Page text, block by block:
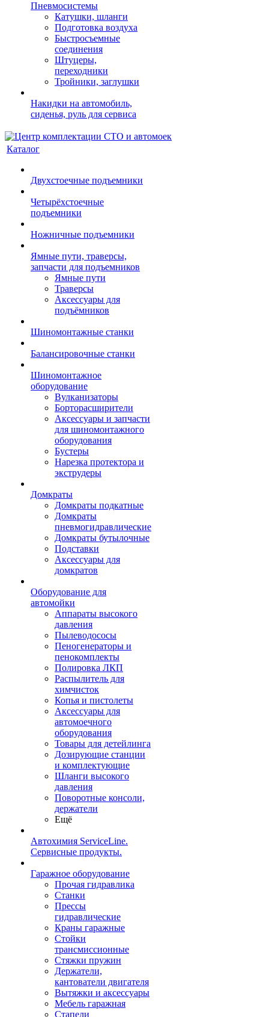
Пневмосистемы
Катушки, шланги
Подготовка воздуха
Быстросъемные
соединения
Штуцеры,
переходники
Тройники, заглушки
Накидки на автомобиль,
сиденья, руль для сервиса
Каталог
Двухстоечные подъемники
Четырёхстоечные
подъемники
Ножничные подъемники
Ямные пути, траверсы,
запчасти для подъемников
Ямные пути
Траверсы
Аксессуары для
подъёмников
Шиномонтажные станки
Балансировочные станки
Шиномонтажное
оборудование
Вулканизаторы
Борторасширители
Аксессуары и запчасти
для шиномонтажного
оборудования
Бустеры
Нарезка протектора и
экструдеры
Домкраты
Домкраты подкатные
Домкраты
пневмогидравлические
Домкраты бутылочные
Подставки
Аксессуары для
домкратов
Оборудование для
автомойки
Аппараты высокого
давления
Пылеводососы
Пеногенераторы и
пенокомплекты
Полировка ЛКП
Распылитель для
химчисток
Копья и пистолеты
Аксессуары для
автомоечного
оборудования
Товары для детейлинга
Дозирующие станции
и комплектующие
Шланги высокого
давления
Поворотные консоли,
держатели
Ещё
Автохимия ServiceLine.
Сервисные продукты.
Гаражное оборудование
Прочая гидравлика
Станки
Прессы
гидравлические
Краны гаражные
Стойки
трансмиссионные
Стяжки пружин
Держатели,
кантователи двигателя
Вытяжки и аксессуары
Мебель гаражная
Стапели